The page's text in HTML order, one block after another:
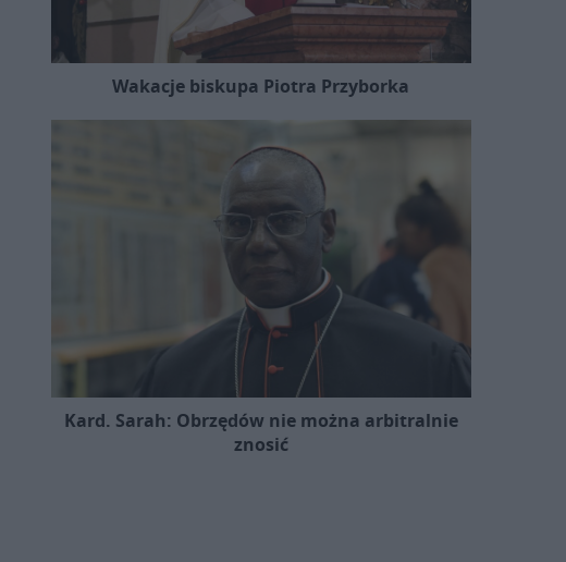
Wakacje biskupa Piotra Przyborka
Kard. Sarah: Obrzędów nie można arbitralnie
znosić